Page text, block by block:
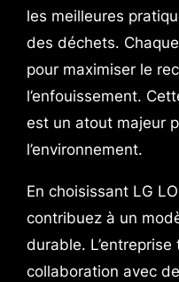
les meilleures
des déchets.
pour maximiser le
l’enfouissement.
est un atout majeur
l’environnement.
En choisissant LG
contribuez à un
durable.
collaboration avec